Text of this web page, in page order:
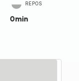
REPOS
0min